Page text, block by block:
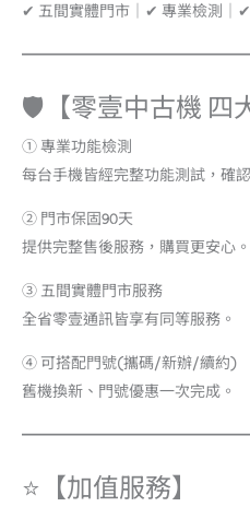
✔ 五間實體門市｜✔ 專業檢測｜
🛡️【零壹中古機 四
① 專業功能檢測
每台手機皆經完整功能測試，確
② 門市保固90天
提供完整售後服務，購買更安心。
③ 五間實體門市服務
全省零壹通訊皆享有同等服務。
④ 可搭配門號(攜碼/新辦/續約)
舊機換新、門號優惠一次完成。
⭐【加值服務】